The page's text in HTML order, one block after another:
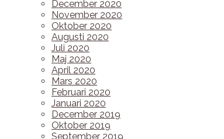
December 2020
November 2020
Oktober 2020
Augusti 2020
Juli 2020
Maj 2020
April 2020
Mars 2020
Februari 2020
Januari 2020
December 2019
Oktober 2019
September 2019